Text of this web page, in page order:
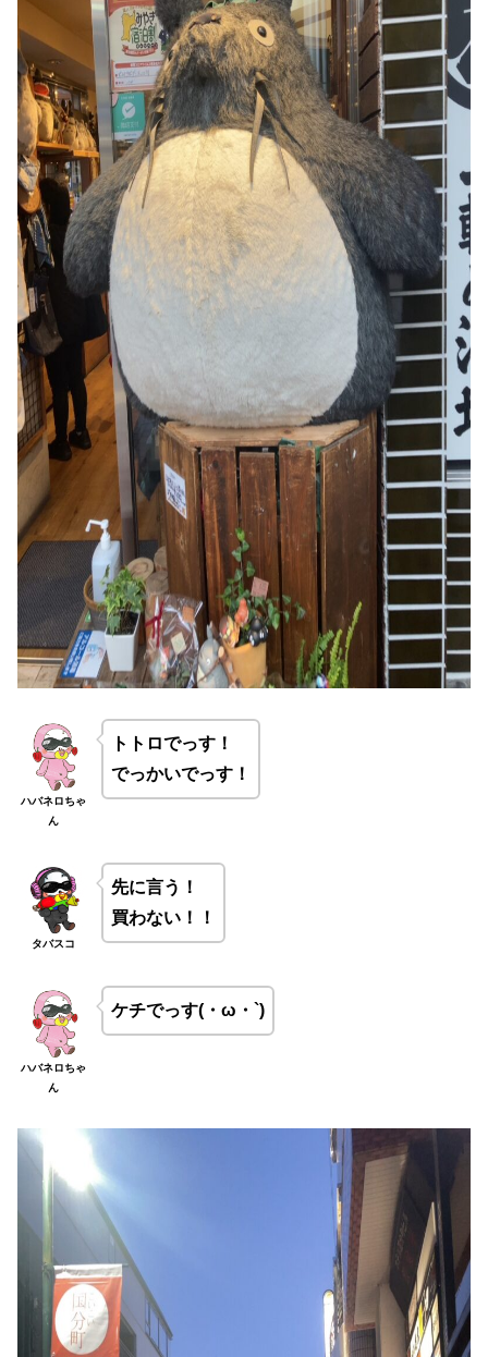
ハバネロちゃ
ん
トトロでっす！
でっかいでっす！
タバスコ
先に言う！
買わない！！
ハバネロちゃ
ん
ケチでっす(・ω・`)